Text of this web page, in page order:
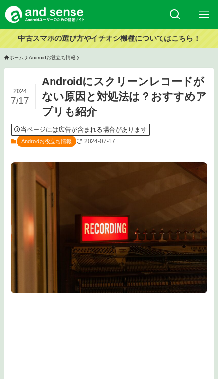
中古スマホの選び方やイチオシ機種についてはこちら！
ホーム Androidお役立ち情報
Androidにスクリーンレコードが
ない原因と対処法は？おすすめア
プリも紹介
2024
7/17
当ページには広告が含まれる場合があります
Androidお役立ち情報 2024-07-17